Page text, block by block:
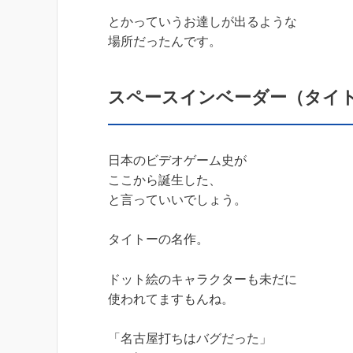
とかっていうお達しが出るような
場所だったんです。
スペースインベーダー（タイ
日本のビデオゲーム史が
ここから誕生した、
と言っていいでしょう。
タイトーの名作。
ドット絵のキャラクターも未だに
使われてますもんね。
「名古屋打ちはバグだった」